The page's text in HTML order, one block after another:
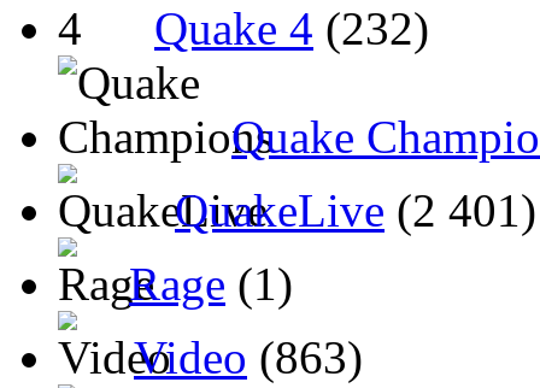
Quake 4 (232)
Quake
QuakeLive (2 401)
Rage (1)
Video (863)